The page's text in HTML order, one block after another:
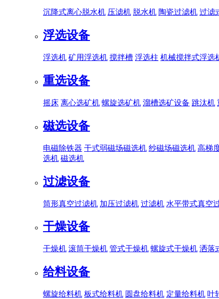
沉降式离心脱水机 压滤机 脱水机 陶瓷过滤机 过滤
浮选设备
浮选机 矿用浮选机 搅拌槽 浮选柱 机械搅拌式浮选
重选设备
摇床 离心选矿机 螺旋选矿机 溜槽选矿设备 跳汰机
磁选设备
电磁除铁器 干式弱磁场磁选机 纱磁场磁选机 高梯
选机 磁选机
过滤设备
筒形真空过滤机 加压过滤机 过滤机 水平带式真空
干燥设备
干燥机 滚筒干燥机 管式干燥机 螺旋式干燥机 洒落
给料设备
螺旋给料机 板式给料机 圆盘给料机 定量给料机 叶